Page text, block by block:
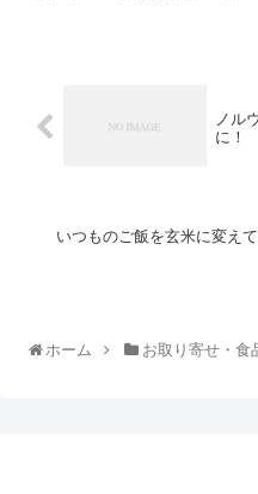
ノル
に！
いつものご飯を玄米に変え
ホーム お取り寄せ・食